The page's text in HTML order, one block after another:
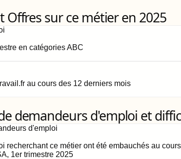
Offres sur ce métier en 2025
en catégories ABC
au cours des 12 derniers mois
demandeurs d'emploi et
d'emploi
recherchant ce métier ont été embauchés au
, 1er trimestre 2025